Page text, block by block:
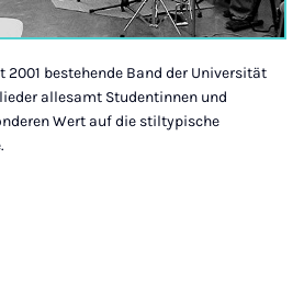
2001 bestehende Band der Universität
allesamt Studentinnen und
Wert auf die stiltypische